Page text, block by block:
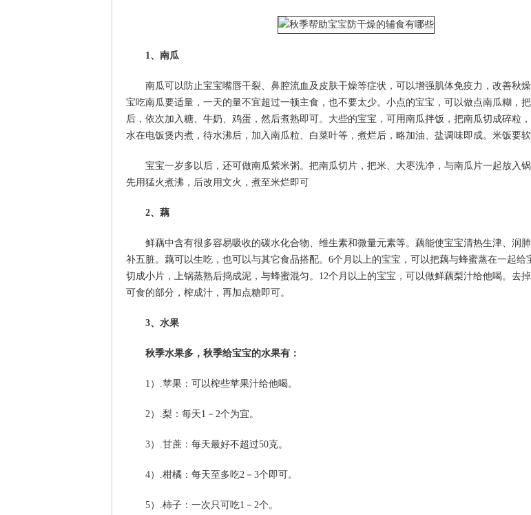
1、南瓜
南瓜可以防止宝宝嘴唇干裂、鼻腔流血及皮肤干燥等症状，可以增强肌体免疫力，改善秋
宝吃南瓜要适量，一天的量不宜超过一顿主食，也不要太少。小点的宝宝，可以做点南瓜糊，
后，依次加入糖、牛奶、鸡蛋，然后煮熟即可。大些的宝宝，可用南瓜拌饭，把南瓜切成碎粒
水在电饭煲内煮，待水沸后，加入南瓜粒、白菜叶等，煮烂后，略加油、盐调味即成。米饭要软
宝宝一岁多以后，还可做南瓜紫米粥。把南瓜切片，把米、大枣洗净，与南瓜片一起放入锅
先用猛火煮沸，后改用文火，煮至米烂即可
2、藕
鲜藕中含有很多容易吸收的碳水化合物、维生素和微量元素等。藕能使宝宝清热生津、润
补五脏。藕可以生吃，也可以与其它食品搭配。6个月以上的宝宝，可以把藕与蜂蜜蒸在一起给
切成小片，上锅蒸熟后捣成泥，与蜂蜜混匀。12个月以上的宝宝，可以做鲜藕梨汁给他喝。去
可食的部分，榨成汁，再加点糖即可。
3、水果
秋季水果多，秋季给宝宝的水果有：
1）.苹果：可以榨些苹果汁给他喝。
2）.梨：每天1－2个为宜。
3）.甘蔗：每天最好不超过50克。
4）.柑橘：每天至多吃2－3个即可。
5）.柿子：一次只可吃1－2个。